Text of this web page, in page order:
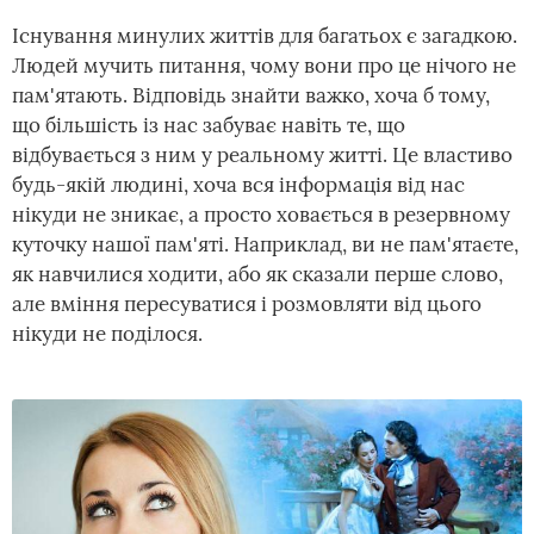
Існування минулих життів для багатьох є загадкою.
Людей мучить питання, чому вони про це нічого не
пам'ятають. Відповідь знайти важко, хоча б тому,
що більшість із нас забуває навіть те, що
відбувається з ним у реальному житті. Це властиво
будь-якій людині, хоча вся інформація від нас
нікуди не зникає, а просто ховається в резервному
куточку нашої пам'яті. Наприклад, ви не пам'ятаєте,
як навчилися ходити, або як сказали перше слово,
але вміння пересуватися і розмовляти від цього
нікуди не поділося.